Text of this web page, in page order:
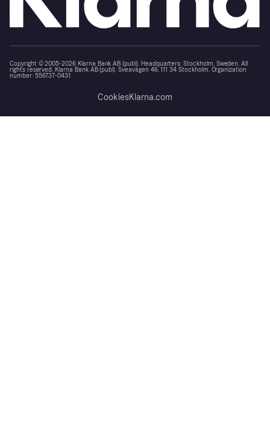
Copyright © 2005-2026 Klarna Bank AB (publ). Headquarters: Stockholm, Sweden. All
rights reserved. Klarna Bank AB (publ). Sveavägen 46, 111 34 Stockholm. Organization
number: 556737-0431
CookiesKlarna.com